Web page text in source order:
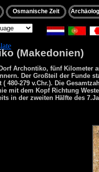
Osmanische Zeit
(Makedonien)
Archontiko, fünf Kilometer
Der Großteil der Funde
279 v.Chr.). Die
mit dem Kopf Richtung
in der zweiten Hälfte des